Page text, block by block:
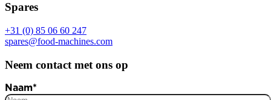
Spares
+31 (0) 85 06 60 247
spares@food-machines.com
Neem contact met ons op
Naam*